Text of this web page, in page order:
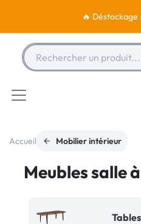
🔥 Déstockage
Rechercher un produit...
Accueil Mobilier intérieur
Meubles salle
Tables